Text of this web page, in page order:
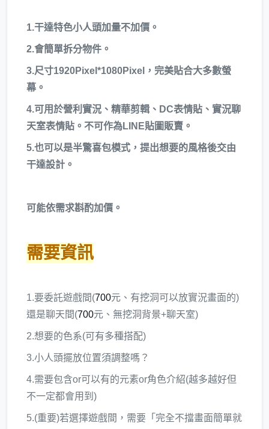
1.干達特色小人頭加量不加價。
2.會簡單拆分物件。
3.尺寸1920Pixel*1080Pixel，完美貼合大多數螢
幕。
4.可用於營利實況、精華剪輯、DC表情貼、實況聊
天室表情貼。不可作為LINE貼圖販賣。
5.也可以是半驚喜包模式，提出想要的風格後交由
干達設計。
可能依需求斟酌加價。
需要資訊
1.要委託遊戲間(700元、有挖洞可以放實況畫面的)
還是聊天間(700元、無挖洞背景+聊天室)
2.想要的色系(可有多種搭配)
3.小人頭擺放位置須調整嗎？
4.需要包含or可以有的元素or角色介紹(越多越好但
不一定都會用到)
5.(重要)若選擇遊戲間，需要「完全不擋畫面簡單就